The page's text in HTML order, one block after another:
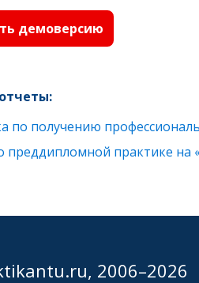
демоверсию
по получению
преддипломной практике на
2006–2026